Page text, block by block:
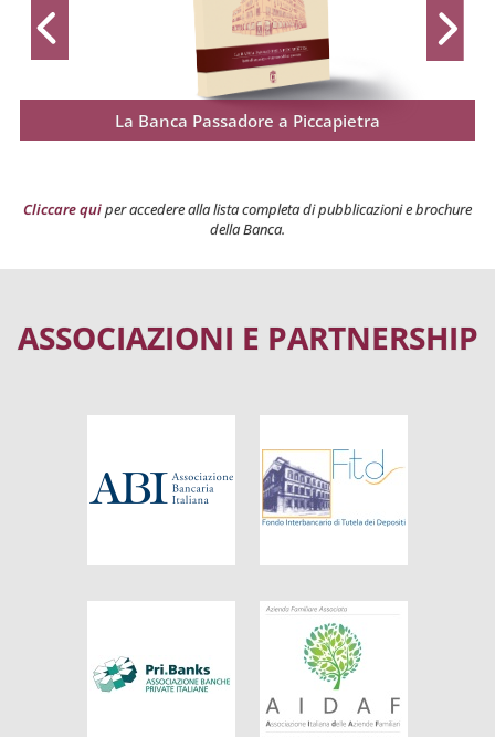
La Banca Passadore a Piccapietra
Cliccare quiper accedere alla lista completa di pubblicazioni e brochure
della Banca.
ASSOCIAZIONI E PARTNERSHIP